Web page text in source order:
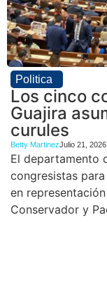
Politica
Los cinco
Guajira
curules
Betty MartinezJulio 21, 2026
El departamento
congresistas
en
Conservador y